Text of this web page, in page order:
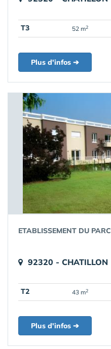
T3 52 m2
Plus d'infos ➔
ETABLISSEMENT DU PARC
92320 - CHATILLON
T2 43 m2
Plus d'infos ➔